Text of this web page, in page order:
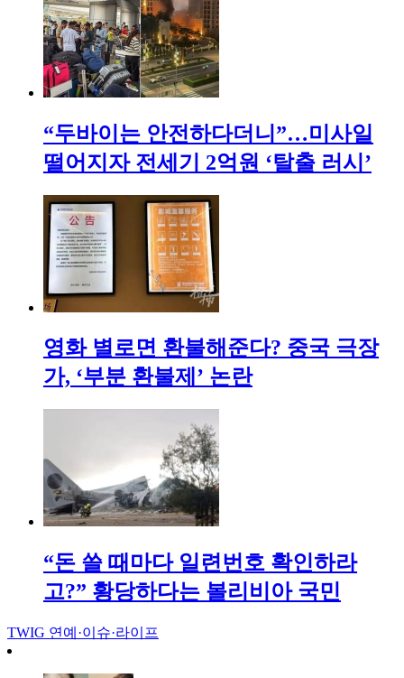
“두바이는 안전하다더니”…미사일
떨어지자 전세기 2억원 ‘탈출 러시’
영화 별로면 환불해준다? 중국 극장
가, ‘부분 환불제’ 논란
“돈 쓸 때마다 일련번호 확인하라
고?” 황당하다는 볼리비아 국민
TWIG 연예·이슈·라이프